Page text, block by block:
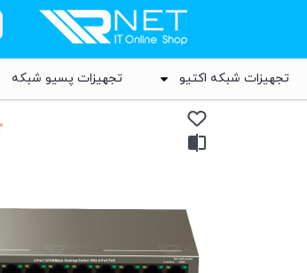
تجهیزات شبکه اکتیو تجهیزات پسیو شبکه